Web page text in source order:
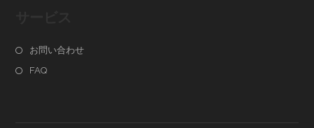
お問い合わせ
FAQ